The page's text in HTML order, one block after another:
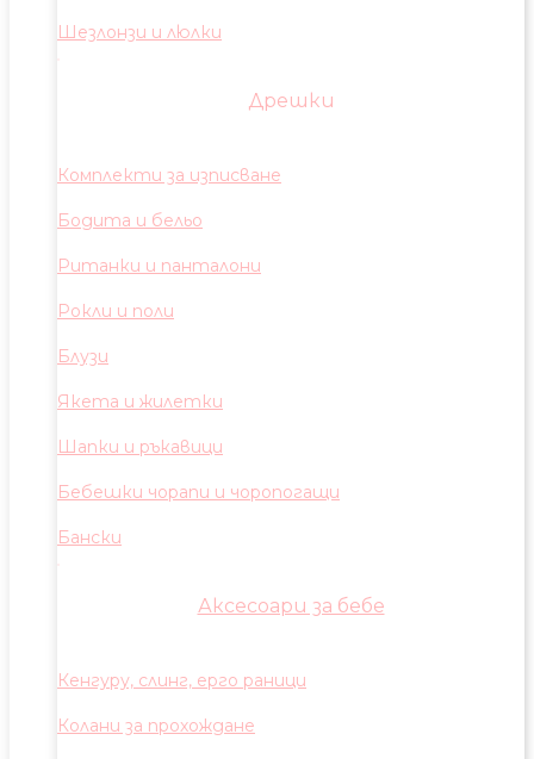
Шезлонзи и люлки
Дрешки
Комплекти за изписване
Бодита и бельо
Ританки и панталони
Рокли и поли
Блузи
Якета и жилетки
Шапки и ръкавици
Бебешки чорапи и чоропогащи
Бански
Аксесоари за бебе
Кенгуру, слинг, ерго раници
Колани за прохождане